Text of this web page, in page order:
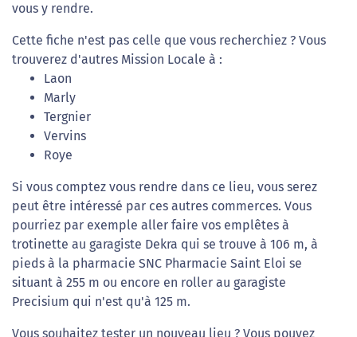
vous y rendre.
Cette fiche n'est pas celle que vous recherchiez ? Vous
trouverez d'autres Mission Locale à :
Laon
Marly
Tergnier
Vervins
Roye
Si vous comptez vous rendre dans ce lieu, vous serez
peut être intéressé par ces autres commerces. Vous
pourriez par exemple aller faire vos emplêtes à
trotinette au garagiste Dekra qui se trouve à 106 m, à
pieds à la pharmacie SNC Pharmacie Saint Eloi se
situant à 255 m ou encore en roller au garagiste
Precisium qui n'est qu'à 125 m.
Vous souhaitez tester un nouveau lieu ? Vous pouvez